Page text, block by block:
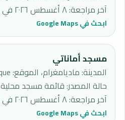
آخر مراجعة:٨ أغسطس ٢٠٢٦ في ١٢:٣٤ ص
ابحث في Google Maps
مسجد أماناتي
المدينة: ماديامغرام، الموقع: Amanati Mosque
حالة المصدر:قائمة مسجد محلية
آخر مراجعة:٨ أغسطس ٢٠٢٦ في ١٢:٣٤ ص
ابحث في Google Maps